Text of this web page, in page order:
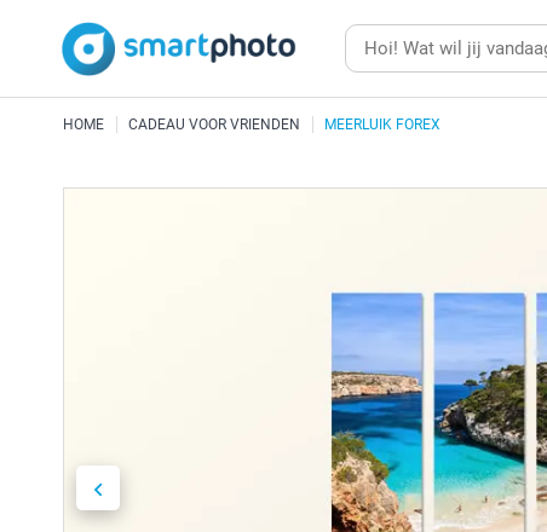
HOME CADEAU VOOR VRIENDEN MEERLUIK FOREX